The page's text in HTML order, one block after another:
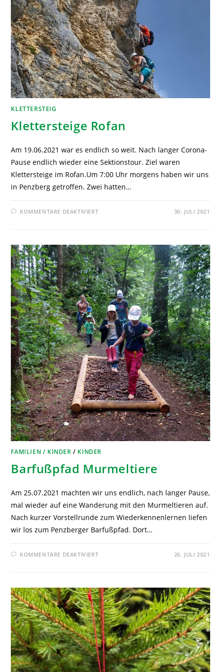
KLETTERSTEIG
Klettersteige Rofan
Am 19.06.2021 war es endlich so weit. Nach langer Corona-
Pause endlich wieder eine Sektionstour. Ziel waren
Klettersteige im Rofan.Um 7:00 Uhr morgens haben wir uns
in Penzberg getroffen. Zwei hatten…
KOMMENTARE DEAKTIVIERT 30. JULI 2021
FAMILIEN / KINDER / KINDER
Barfußpfad Murmeltiere
Am 25.07.2021 machten wir uns endlich, nach langer Pause,
mal wieder auf eine Wanderung mit den Murmeltieren auf.
Nach kurzer Vorstellrunde zum Wiederkennenlernen liefen
wir los zum Penzberger Barfußpfad. Dort…
KOMMENTARE DEAKTIVIERT 26. JULI 2021